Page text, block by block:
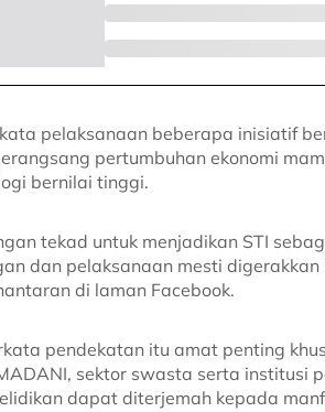
pelaksanaan beberapa inisiatif
pertumbuhan ekonomi
bernilai tinggi.
tekad untuk menjadikan STI
dan pelaksanaan mesti
di laman Facebook.
pendekatan itu amat penting
sektor swasta serta institusi
dapat diterjemah kepada